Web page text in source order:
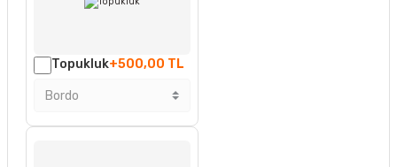
Topukluk+500,00 TL